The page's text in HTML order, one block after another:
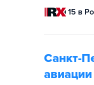
15 в
Санкт-